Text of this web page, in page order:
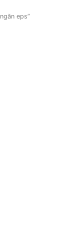
eps”